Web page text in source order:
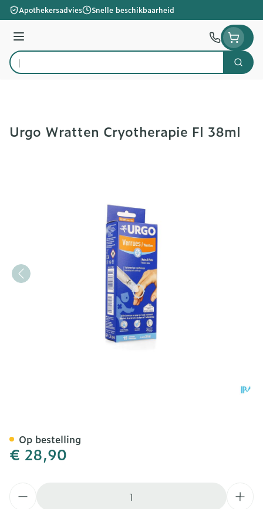
Ga naar de inhoud
Apothekersadvies Snelle beschikbaarheid
Menu
Product, merk, categorie...
Zoek
Urgo Wratten Cryotherapie Fl 38ml
€ 28,90
Op bestelling